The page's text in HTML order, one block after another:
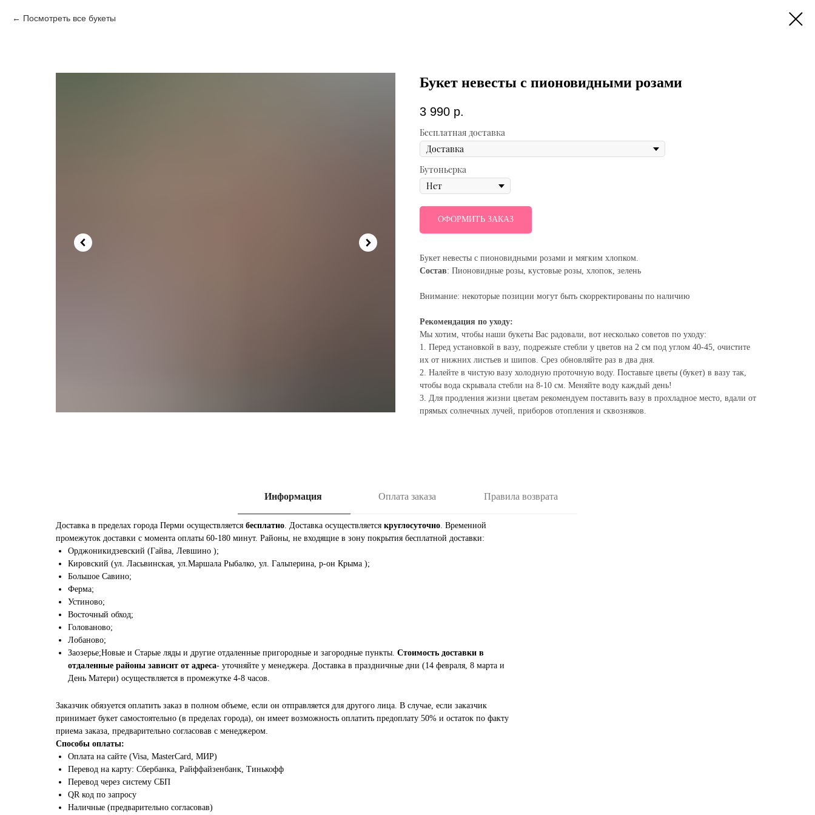
Посмотреть все букеты
Букет невесты с пионовидными розами
3 990 р.
Бесплатная доставка
Бутоньерка
ОФОРМИТЬ ЗАКАЗ
Букет невесты с пионовидными розами и мягким хлопком.
Состав: Пионовидные розы, кустовые розы, хлопок, зелень
Внимание: некоторые позиции могут быть скорректированы по наличию
Рекомендация по уходу:
Мы хотим, чтобы наши букеты Вас радовали, вот несколько советов по уходу:
1. Перед установкой в вазу, подрежьте стебли у цветов на 2 см под углом 40-45, очистите
их от нижних листьев и шипов. Срез обновляйте раз в два дня.
2. Налейте в чистую вазу холодную проточную воду. Поставьте цветы (букет) в вазу так,
чтобы вода скрывала стебли на 8-10 см. Меняйте воду каждый день!
3. Для продления жизни цветам рекомендуем поставить вазу в прохладное место, вдали от
прямых солнечных лучей, приборов отопления и сквозняков.
Информация Оплата заказа Правила возврата
Доставка в пределах города Перми осуществляется бесплатно. Доставка осуществляется круглосуточно. Временной
промежуток доставки с момента оплаты 60-180 минут. Районы, не входящие в зону покрытия бесплатной доставки:
Орджоникидзевский (Гайва, Левшино );
Кировский (ул. Ласьвинская, ул.Маршала Рыбалко, ул. Гальперина, р-он Крыма );
Большое Савино;
Ферма;
Устиново;
Восточный обход;
Голованово;
Лобаново;
Заозерье;Новые и Старые ляды и другие отдаленные пригородные и загородные пункты. Стоимость доставки в
отдаленные районы зависит от адреса- уточняйте у менеджера. Доставка в праздничные дни (14 февраля, 8 марта и
День Матери) осуществляется в промежутке 4-8 часов.
Заказчик обязуется оплатить заказ в полном объеме, если он отправляется для другого лица. В случае, если заказчик
принимает букет самостоятельно (в пределах города), он имеет возможность оплатить предоплату 50% и остаток по факту
приема заказа, предварительно согласовав с менеджером.
Способы оплаты:
Оплата на сайте (Visa, MasterCard, МИР)
Перевод на карту: Сбербанка, Райффайзенбанк, Тинькофф
Перевод через систему СБП
QR код по запросу
Наличные (предварительно согласовав)